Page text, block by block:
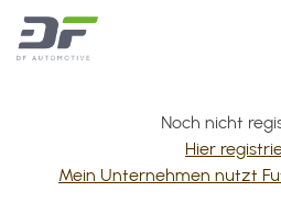
Noch nicht
Hier
Mein Unternehmen nutzt